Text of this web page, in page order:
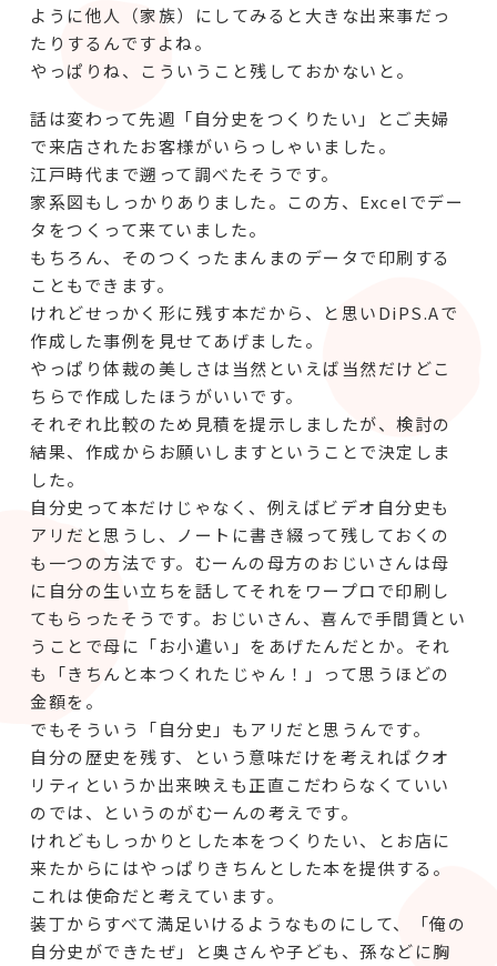
ように他人（家族）にしてみると大きな出来事だっ
たりするんですよね。
やっぱりね、こういうこと残しておかないと。
話は変わって先週「自分史をつくりたい」とご夫婦
で来店されたお客様がいらっしゃいました。
江戸時代まで遡って調べたそうです。
家系図もしっかりありました。この方、Excelでデー
タをつくって来ていました。
もちろん、そのつくったまんまのデータで印刷する
こともできます。
けれどせっかく形に残す本だから、と思いDiPS.Aで
作成した事例を見せてあげました。
やっぱり体裁の美しさは当然といえば当然だけどこ
ちらで作成したほうがいいです。
それぞれ比較のため見積を提示しましたが、検討の
結果、作成からお願いしますということで決定しま
した。
自分史って本だけじゃなく、例えばビデオ自分史も
アリだと思うし、ノートに書き綴って残しておくの
も一つの方法です。むーんの母方のおじいさんは母
に自分の生い立ちを話してそれをワープロで印刷し
てもらったそうです。おじいさん、喜んで手間賃とい
うことで母に「お小遣い」をあげたんだとか。それ
も「きちんと本つくれたじゃん！」って思うほどの
金額を。
でもそういう「自分史」もアリだと思うんです。
自分の歴史を残す、という意味だけを考えればクオ
リティというか出来映えも正直こだわらなくていい
のでは、というのがむーんの考えです。
けれどもしっかりとした本をつくりたい、とお店に
来たからにはやっぱりきちんとした本を提供する。
これは使命だと考えています。
装丁からすべて満足いけるようなものにして、「俺の
自分史ができたぜ」と奥さんや子ども、孫などに胸